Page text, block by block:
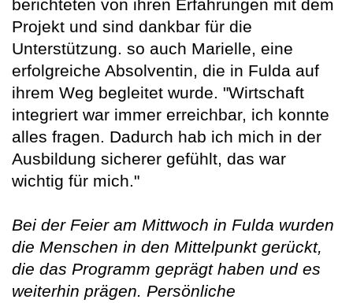
berichteten von ihren Erfahrungen mit dem
Projekt und sind dankbar für die
Unterstützung. so auch Marielle, eine
erfolgreiche Absolventin, die in Fulda auf
ihrem Weg begleitet wurde. "Wirtschaft
integriert war immer erreichbar, ich konnte
alles fragen. Dadurch hab ich mich in der
Ausbildung sicherer gefühlt, das war
wichtig für mich."
Bei der Feier am Mittwoch in Fulda wurden
die Menschen in den Mittelpunkt gerückt,
die das Programm geprägt haben und es
weiterhin prägen. Persönliche